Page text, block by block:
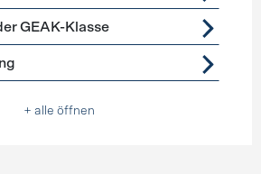
GEAK-Klasse
+ alle öffnen